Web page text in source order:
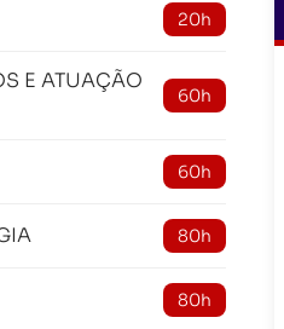
20h
E ATUAÇÃO
60h
60h
80h
80h